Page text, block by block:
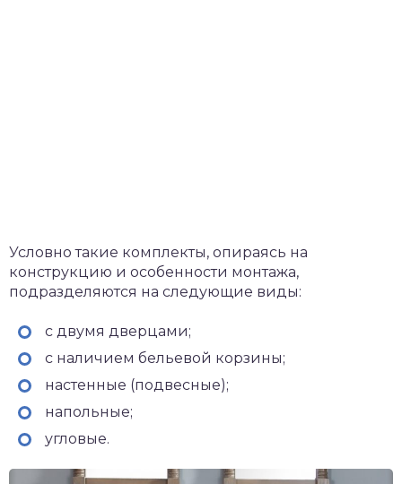
Условно такие комплекты, опираясь на
конструкцию и особенности монтажа,
подразделяются на следующие виды:
с двумя дверцами;
с наличием бельевой корзины;
настенные (подвесные);
напольные;
угловые.